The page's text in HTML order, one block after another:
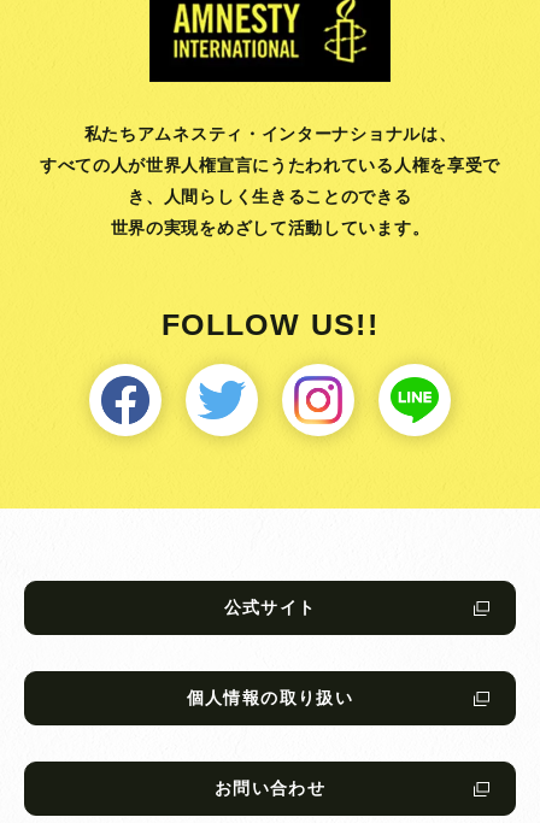
私たちアムネスティ・インターナショナルは、
すべての人が世界人権宣言にうたわれている人権を享受で
き、
人間らしく生きることのできる
世界の実現をめざして活動しています。
FOLLOW US!!
公式サイト
個人情報の取り扱い
お問い合わせ